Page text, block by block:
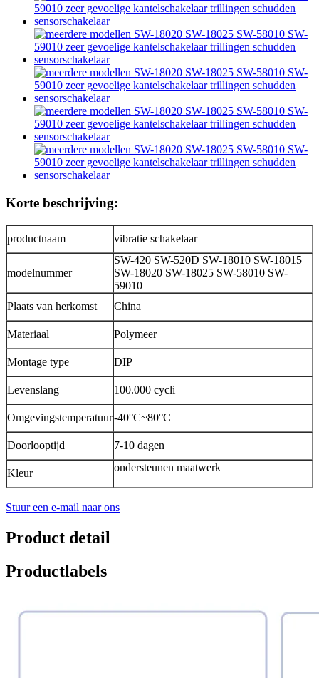
Korte beschrijving:
productnaam vibratie schakelaar
modelnummer
SW-420 SW-520D SW-18010 SW-18015
SW-18020 SW-18025 SW-58010 SW-
59010
Plaats van herkomst
China
Materiaal Polymeer
Montage type DIP
Levenslang 100.000 cycli
Omgevingstemperatuur-40°C~80°C
Doorlooptijd 7-10 dagen
Kleur ondersteunen maatwerk
Stuur een e-mail naar ons
Product detail
Productlabels